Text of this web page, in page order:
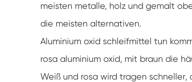
meisten metalle, holz und gemalt
die meisten alternativen.
Aluminium oxid schleifmittel tun
rosa aluminium oxid, mit braun die
Weiß und rosa wird tragen